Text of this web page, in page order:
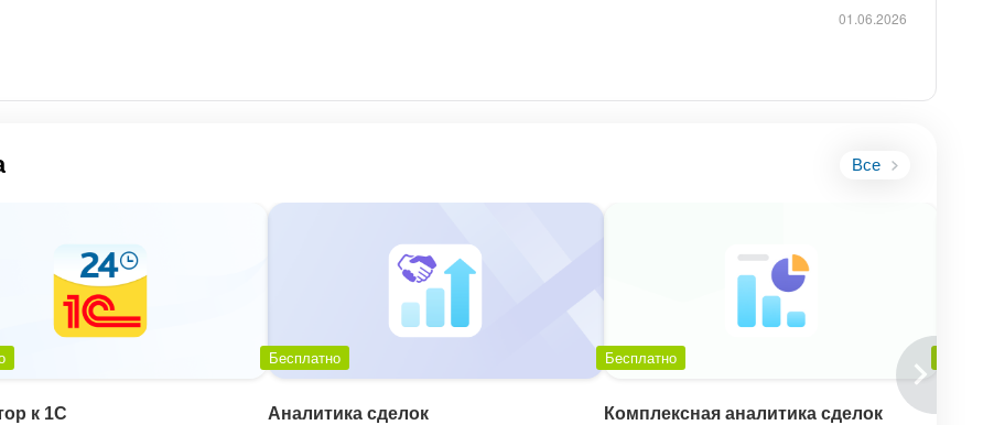
01.06.2026
Все
к 1С
Бесплатно
Аналитика сделок
Бесплатно
Комплексная аналитика сделок